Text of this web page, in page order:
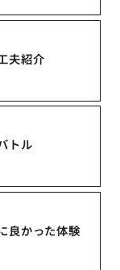
夫紹介
トル
良かった体験